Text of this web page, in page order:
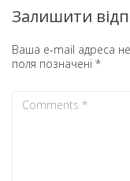
Залишити
Ваша e-mail адреса
поля позначені *